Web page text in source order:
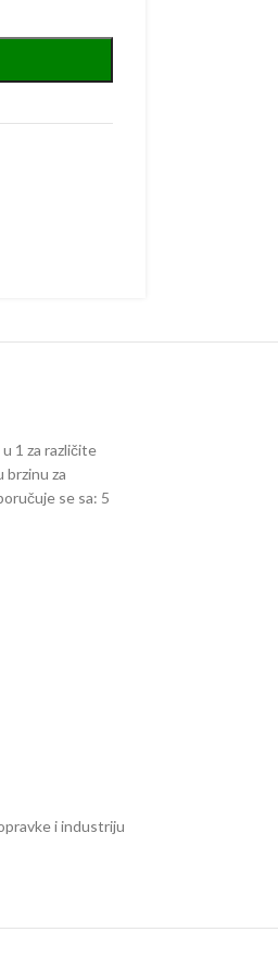
1 za različite
brzinu za
se sa: 5
i industriju